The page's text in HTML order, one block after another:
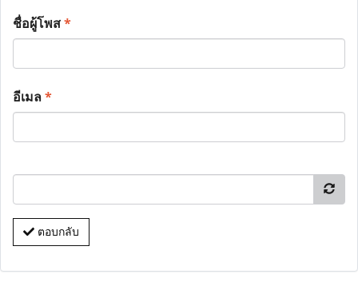
ชื่อผู้โพส*
อีเมล*
ตอบกลับ